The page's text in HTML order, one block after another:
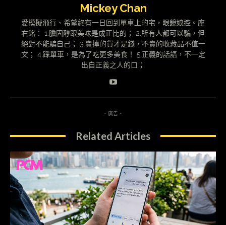
Mickey Chan
愛模擬飛行、希望終有一日回到單車上的宅，眼鏡娘控。座
右銘： 1.膽固醇跟美味是成正比的； 2.所有人都可以騙，但
絕對不能騙自己； 3.賣掉的貨才是錢，不賣的收藏品不值一
文； 4.踩單車，是為了吃更多美食！ 5.正義的話語，不一定
出自正義之人的口；
- 廣告 -
Related Articles